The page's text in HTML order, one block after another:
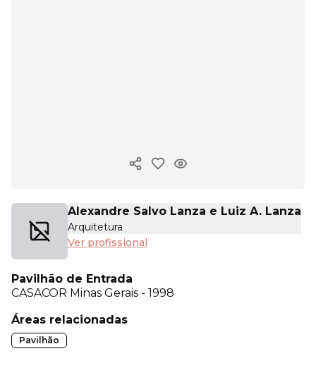
Copiar link
Alexandre Salvo Lanza e Luiz A. Lanza
Arquitetura
Ver profissional
Pavilhão de Entrada
CASACOR Minas Gerais - 1998
Áreas relacionadas
Pavilhão